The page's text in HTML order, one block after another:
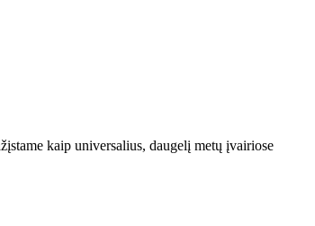
kaip universalius, daugelį metų įvairiose